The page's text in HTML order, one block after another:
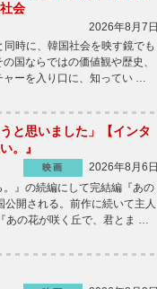
会
2026年8月7日
時に、韓国社会を映す鏡でも
国ならではの価値観や歴史、
ャーを入り口に、知ってい …
と思いました」【インタ
。』
映画
2026年8月6日
』の続編にして完結編『あの
開される。前作に続いて主人
あの花が咲く丘で、君とま …